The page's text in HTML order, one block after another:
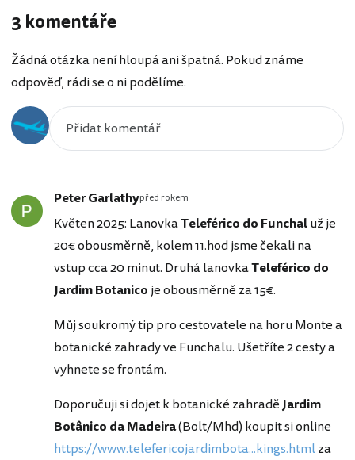
3 komentáře
Žádná otázka není hloupá ani špatná. Pokud známe
odpověď, rádi se o ni podělíme.
Peter Garlathypřed rokem
Květen 2025: LanovkaTeleférico do Funchaluž je
20€ obousměrně, kolem 11.hod jsme čekali na
vstup cca 20 minut. Druhá lanovkaTeleférico do
Jardim Botanico je obousměrně za 15€.
Můj soukromý tip pro cestovatele na horu Monte a
botanické zahrady ve Funchalu. Ušetříte 2 cesty a
vyhnete se frontám.
Doporučuji si dojet k botanické zahraděJardim
Botânico da Madeira(Bolt/Mhd) koupit si online
https://www.telefericojardimbota...kings.htmlza